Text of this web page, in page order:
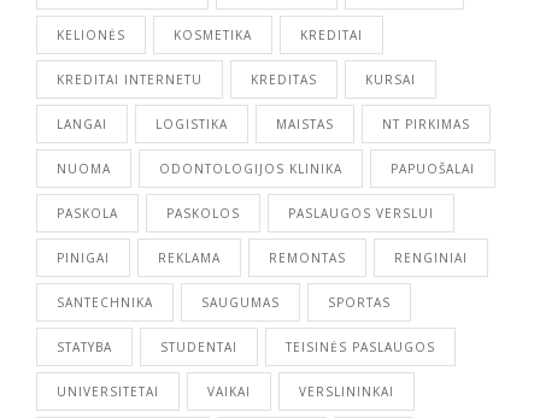
KELIONĖS KOSMETIKA KREDITAI
KREDITAI INTERNETU KREDITAS KURSAI
LANGAI LOGISTIKA MAISTAS NT PIRKIMAS
NUOMA ODONTOLOGIJOS KLINIKA PAPUOŠALAI
PASKOLA PASKOLOS PASLAUGOS VERSLUI
PINIGAI REKLAMA REMONTAS RENGINIAI
SANTECHNIKA SAUGUMAS SPORTAS
STATYBA STUDENTAI TEISINĖS PASLAUGOS
UNIVERSITETAI VAIKAI VERSLININKAI